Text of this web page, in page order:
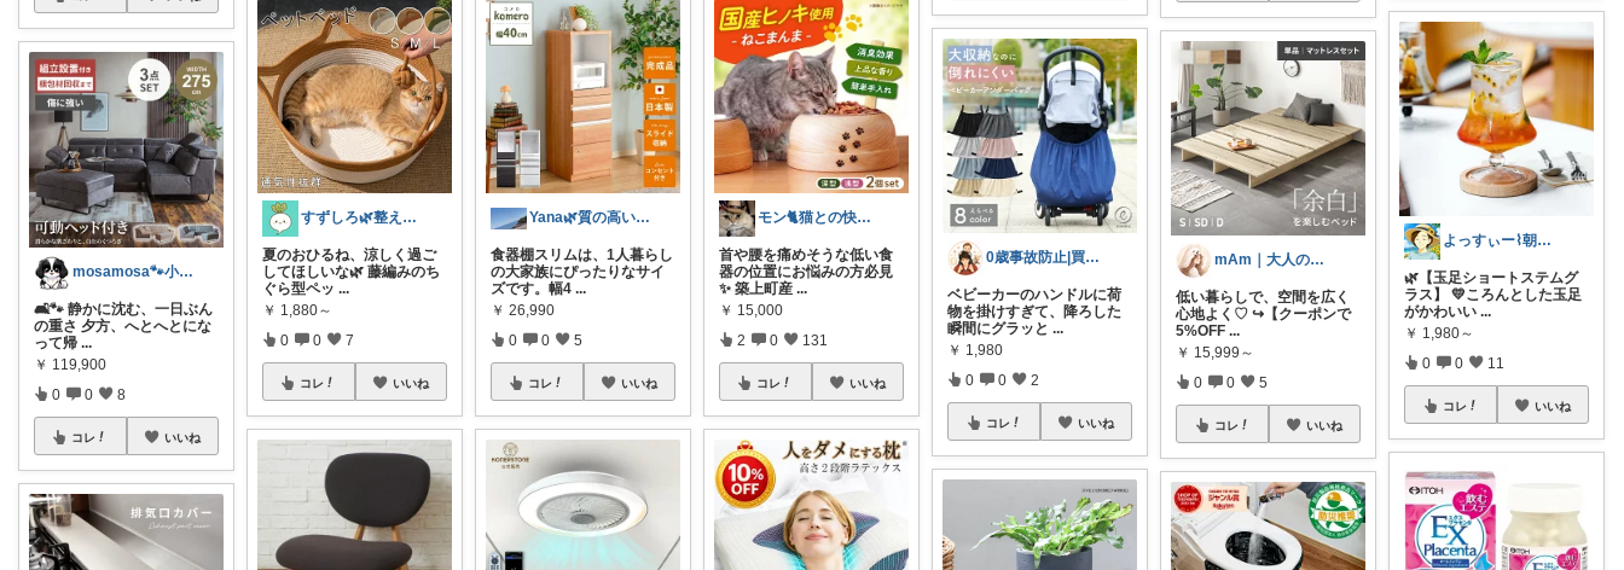
mosamosa🐾小さめバッグの日々✨
🛋️🐾 静かに沈む、一日ぶん
の重さ 夕方、へとへとにな
って帰 ...
￥ 119,900
0 0 8
コレ いいね
すずしろ🌿整えながら、ゆるく暮らす
夏のおひるね、涼しく過ご
してほしいな🌿 藤編みのち
ぐら型ペッ ...
￥ 1,880～
0 0 7
コレ いいね
Yana🌿質の高い暮らしのROOM
食器棚スリムは、1人暮らし
の大家族にぴったりなサイ
ズです。幅4 ...
￥ 26,990
0 0 5
コレ いいね
モン🐈猫との快適な暮らし
首や腰を痛めそうな低い食
器の位置にお悩みの方必見
✨ 築上町産 ...
￥ 15,000
2 0 131
コレ いいね
0歳事故防止|買う前メモ｜yoshi
ベビーカーのハンドルに荷
物を掛けすぎて、降ろした
瞬間にグラッと ...
￥ 1,980
0 0 2
コレ いいね
mAm｜大人のご褒美セレクト
低い暮らしで、空間を広く
心地よく♡ ↪︎【クーポンで
5%OFF ...
￥ 15,999～
0 0 5
コレ いいね
よっすぃー⌇朝コレ☀楽しい暮らし😇
🌿【玉足ショートステムグ
ラス】 💛ころんとした玉足
がかわいい ...
￥ 1,980～
0 0 11
コレ いいね